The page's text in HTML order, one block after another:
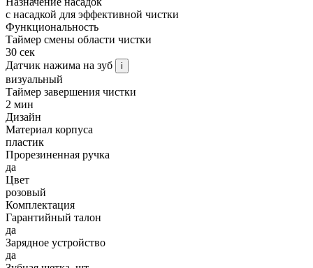
с насадкой для эффективной чистки
Функциональность
Таймер смены области чистки
30 сек
Датчик нажима на зуб
i
визуальный
Таймер завершения чистки
2 мин
Дизайн
Материал корпуса
пластик
Прорезиненная ручка
да
Цвет
розовый
Комплектация
Гарантийный талон
да
Зарядное устройство
да